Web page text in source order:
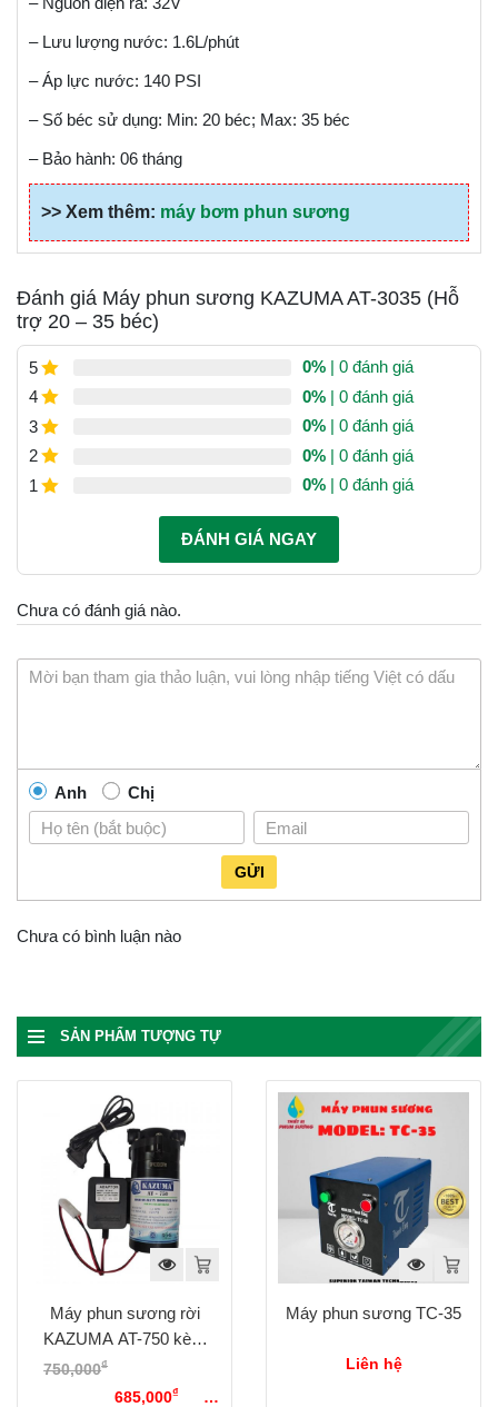
– Lưu lượng nước: 1.6L/phút
– Áp lực nước: 140 PSI
– Số béc sử dụng: Min: 20 béc; Max: 35 béc
– Bảo hành: 06 tháng
>> Xem thêm: máy bơm phun sương
Đánh giá Máy phun sương KAZUMA AT-3035 (Hỗ
trợ 20 – 35 béc)
5 0% | 0 đánh giá
4
0% | 0 đánh giá
3
0% | 0 đánh giá
2
0% | 0 đánh giá
1
0% | 0 đánh giá
ĐÁNH GIÁ NGAY
Chưa có đánh giá nào.
Anh Chị
GỬI
Chưa có bình luận nào
SẢN PHẨM TƯỢNG TỰ
Máy phun sương rời
KAZUMA AT-750 kèm
nguồn 29V (Hỗ trợ 15 –
25 béc)
750,000₫
750,000₫.685,000₫
Máy phun sương TC-35
Liên hệ